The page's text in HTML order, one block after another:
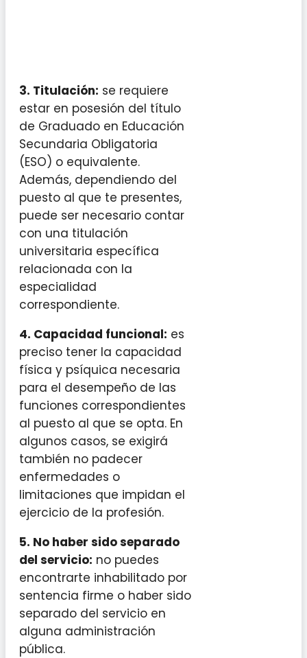
3. Titulación: se requiere
estar en posesión del título
de Graduado en Educación
Secundaria Obligatoria
(ESO) o equivalente.
Además, dependiendo del
puesto al que te presentes,
puede ser necesario contar
con una titulación
universitaria específica
relacionada con la
especialidad
correspondiente.
4. Capacidad funcional: es
preciso tener la capacidad
física y psíquica necesaria
para el desempeño de las
funciones correspondientes
al puesto al que se opta. En
algunos casos, se exigirá
también no padecer
enfermedades o
limitaciones que impidan el
ejercicio de la profesión.
5. No haber sido separado
del servicio: no puedes
encontrarte inhabilitado por
sentencia firme o haber sido
separado del servicio en
alguna administración
pública.